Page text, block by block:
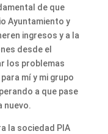
de que
Ayuntamiento y
ingresos y a la
desde el
los problemas
mí y mi grupo
a que pase
nuevo.
la sociedad PIA